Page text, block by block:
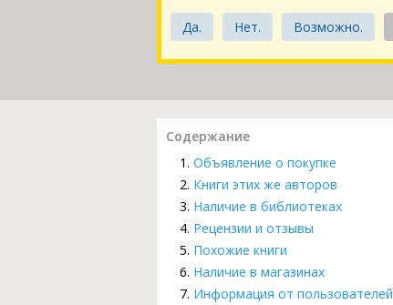
Да. Нет. Возможно.
Содержание
Объявление о покупке
Книги этих же авторов
Наличие в библиотеках
Рецензии и отзывы
Похожие книги
Наличие в магазинах
Информация от пользователей